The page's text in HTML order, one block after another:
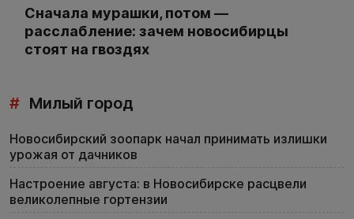
Сначала мурашки, потом —
расслабление: зачем новосибирцы
стоят на гвоздях
# Милый город
Новосибирский зоопарк начал принимать излишки
урожая от дачников
Настроение августа: в Новосибирске расцвели
великолепные гортензии